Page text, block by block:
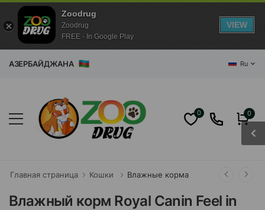
АЗЕРБАЙДЖАНА Ru
0 0
Главная страница Кошки Влажные корма
Влажный корм Royal Canin Feel in
Zoodrug
Zoodrug
FREE - In Google Play
VIEW